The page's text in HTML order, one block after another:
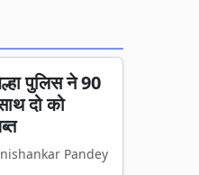
पुलिस ने 90
दो को
Pandey